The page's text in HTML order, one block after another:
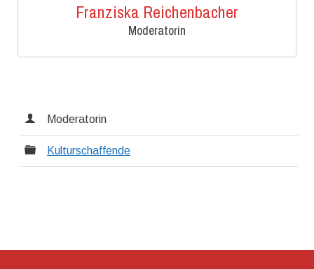
Franziska Reichenbacher
Moderatorin
Moderatorin
Kulturschaffende